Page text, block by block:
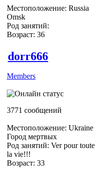
Местоположение: Russia
Omsk
Род занятий:
Возраст: 36
dorr666
Members
3771 сообщений
Местоположение: Ukraine
Город мертвых
Род занятий: Ver pour toute
la vie!!!
Возраст: 33